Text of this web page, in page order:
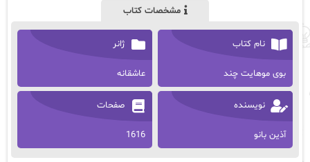
مشخصات کتاب
نام کتاب
بوی موهایت چند
ژانر
عاشقانه
نویسنده
آذین بانو
صفحات
1616